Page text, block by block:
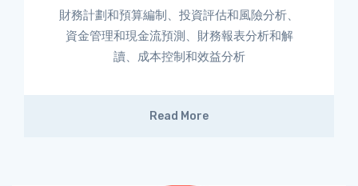
財務計劃和預算編制、投資評估和風險分析、
資金管理和現金流預測、財務報表分析和解
讀、成本控制和效益分析
Read More